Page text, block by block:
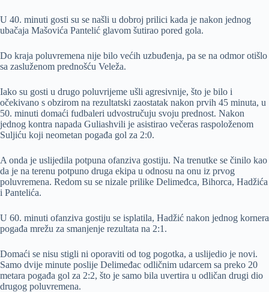
U 40. minuti gosti su se našli u dobroj prilici kada je nakon jednog
ubačaja Mašovića Pantelić glavom šutirao pored gola.
Do kraja poluvremena nije bilo većih uzbuđenja, pa se na odmor otišlo
sa zasluženom prednošću Veleža.
Iako su gosti u drugo poluvrijeme ušli agresivnije, što je bilo i
očekivano s obzirom na rezultatski zaostatak nakon prvih 45 minuta, u
50. minuti domaći fudbaleri udvostručuju svoju prednost. Nakon
jednog kontra napada Guliashvili je asistirao večeras raspoloženom
Suljiću koji neometan pogađa gol za 2:0.
A onda je uslijedila potpuna ofanziva gostiju. Na trenutke se činilo kao
da je na terenu potpuno druga ekipa u odnosu na onu iz prvog
poluvremena. Redom su se nizale prilike Delimeđca, Bihorca, Hadžića
i Pantelića.
U 60. minuti ofanziva gostiju se isplatila, Hadžić nakon jednog kornera
pogađa mrežu za smanjenje rezultata na 2:1.
Domaći se nisu stigli ni oporaviti od tog pogotka, a uslijedio je novi.
Samo dvije minute poslije Delimeđac odličnim udarcem sa preko 20
metara pogađa gol za 2:2, što je samo bila uvertira u odličan drugi dio
drugog poluvremena.